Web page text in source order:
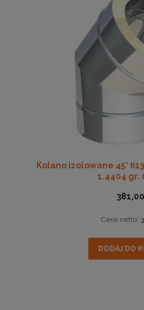
Kolano izolowane 45°
1.4404 gr.
Cena netto:
DODAJ DO